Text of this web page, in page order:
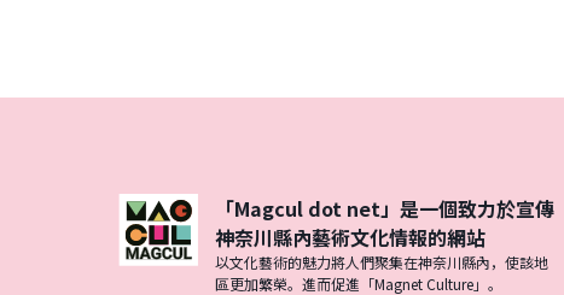
「Magcul dot net」是一個致力於宣傳
神奈川縣內藝術文化情報的網站
以文化藝術的魅力將人們聚集在神奈川縣內，使該地
區更加繁榮。進而促進「Magnet Culture」。